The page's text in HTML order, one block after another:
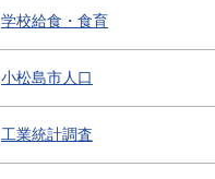
学校給食・食育
小松島市人口
工業統計調査